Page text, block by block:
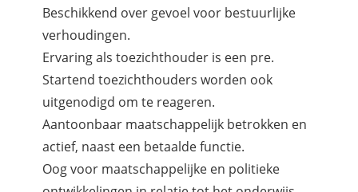
Beschikkend over gevoel voor bestuurlijke
verhoudingen.
Ervaring als toezichthouder is een pre.
Startend toezichthouders worden ook
uitgenodigd om te reageren.
Aantoonbaar maatschappelijk betrokken en
actief, naast een betaalde functie.
Oog voor maatschappelijke en politieke